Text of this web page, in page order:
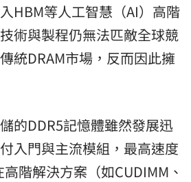
HBM等人工智慧（AI）高階
術與製程仍無法匹敵全球競
統DRAM市場，反而因此擁
的DDR5記憶體雖然發展迅
入門與主流模組，最高速度
階解決方案（如CUDIMM、